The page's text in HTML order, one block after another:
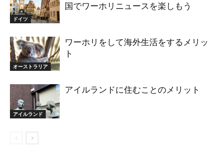
ドイツ
国でワーホリニュースを楽しもう
オーストラリア
ワーホリをして海外生活をするメリッ
ト
アイルランド
アイルランドに住むことのメリット